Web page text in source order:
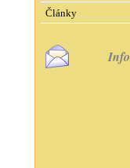
Články
Info